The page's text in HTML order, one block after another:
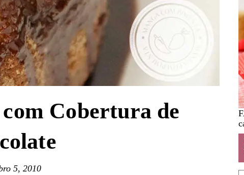
Cobertura de
5, 2010